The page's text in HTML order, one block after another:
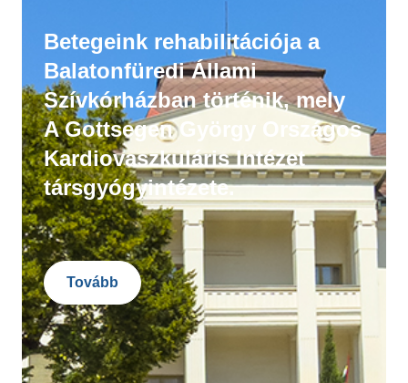
Betegeink rehabilitációja a
Balatonfüredi Állami
Szívkórházban történik, mely
A Gottsegen György Országos
Kardiovaszkuláris Intézet
társgyógyintézete.
Tovább
Image